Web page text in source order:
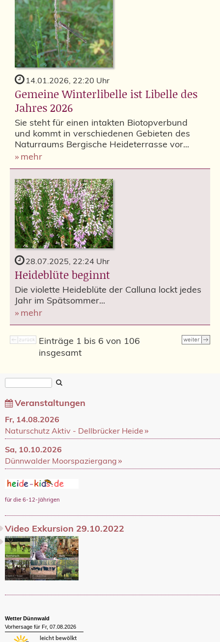
14.01.2026, 22:20 Uhr
Gemeine Winterlibelle ist Libelle des
Jahres 2026
Sie steht für einen intakten Biotopverbund
und kommt in verschiedenen Gebieten des
Naturraums Bergische Heideterrasse vor...
mehr
28.07.2025, 22:24 Uhr
Heideblüte beginnt
Die violette Heideblüte der Calluna lockt jedes
Jahr im Spätsommer...
mehr
Einträge 1 bis 6 von 106
insgesamt
Veranstaltungen
Fr, 14.08.2026
Naturschutz Aktiv - Dellbrücker Heide
Sa, 10.10.2026
Dünnwalder Moorspaziergang
für die 6-12-Jährigen
Video Exkursion 29.10.2022
Wetter Dünnwald
Vorhersage für Fr, 07.08.2026
leicht bewölkt